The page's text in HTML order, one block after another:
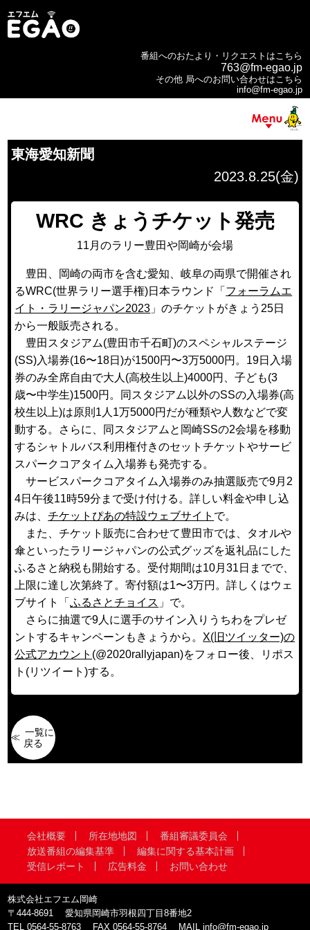
番組へのおたより・リクエストはこちら
763@fm-egao.jp
その他 局へのお問い合わせはこちら
info@fm-egao.jp
東海愛知新聞
2023.8.25(金)
WRC きょうチケット発売
11月のラリー豊田や岡崎が会場
豊田、岡崎の両市を含む愛知、岐阜の両県で開催され
るWRC(世界ラリー選手権)日本ラウンド「 フォーラムエ
イト・ラリージャパン2023 」のチケットがきょう25日
から一般販売される。
豊田スタジアム(豊田市千石町)のスペシャルステージ
(SS)入場券(16〜18日)が1500円〜3万5000円。19日入場
券のみ全席自由で大人(高校生以上)4000円、子ども(3
歳〜中学生)1500円。同スタジアム以外のSSの入場券(高
校生以上)は原則1人1万5000円だが種類や人数などで変
動する。さらに、同スタジアムと岡崎SSの2会場を移動
するシャトルバス利用権付きのセットチケットやサービ
スパークコアタイム入場券も発売する。
サービスパークコアタイム入場券のみ抽選販売で9月2
4日午後11時59分まで受け付ける。詳しい料金や申し込
みは、チケットぴあの特設ウェブサイト で。
また、チケット販売に合わせて豊田市では、タオルや
傘といったラリージャパンの公式グッズを返礼品にした
ふるさと納税も開始する。受付期間は10月31日までで、
上限に達し次第終了。寄付額は1〜3万円。詳しくはウェ
ブサイト「ふるさとチョイス 」で。
さらに抽選で9人に選手のサイン入りうちわをプレゼ
ントするキャンペーンもきょうから。 X(旧ツイッター)の
公式アカウント (@2020rallyjapan)をフォロー後、リポス
ト(リツイート)する。
一覧に
戻る
会社概要 所在地地図
番組審議委員会
放送番組の編集基準
編集に関する基本計画
受信レポート
広告料金 お問い合わせ
株式会社エフエム岡崎
〒444-8691
愛知県岡崎市羽根四丁目8番地2
TEL0564-55-8763 FAX 0564-55-8764 MAIL info@fm-egao.jp